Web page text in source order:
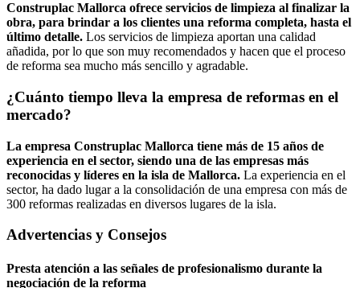
Construplac Mallorca ofrece servicios de limpieza al finalizar la
obra, para brindar a los clientes una reforma completa, hasta el
último detalle. Los servicios de limpieza aportan una calidad
añadida, por lo que son muy recomendados y hacen que el proceso
de reforma sea mucho más sencillo y agradable.
¿Cuánto tiempo lleva la empresa de reformas en el
mercado?
La empresa Construplac Mallorca tiene más de 15 años de
experiencia en el sector, siendo una de las empresas más
reconocidas y líderes en la isla de Mallorca. La experiencia en el
sector, ha dado lugar a la consolidación de una empresa con más de
300 reformas realizadas en diversos lugares de la isla.
Advertencias y Consejos
Presta atención a las señales de profesionalismo durante la
negociación de la reforma